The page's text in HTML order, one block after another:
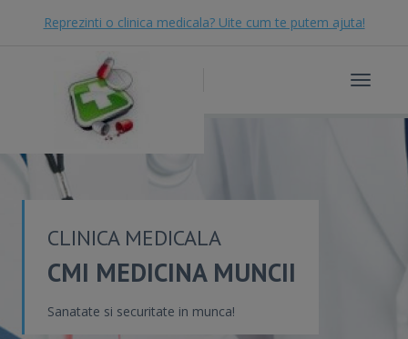
Reprezinti o clinica medicala? Uite cum te putem ajuta!
Toggle
CLINICA MEDICALA
CMI MEDICINA MUNCII
Sanatate si securitate in munca!